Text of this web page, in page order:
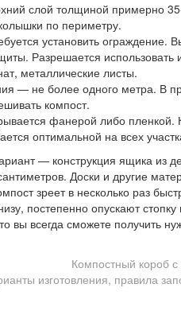
слой толщиной примерно
по периметру.
установить ограждение.
Разрешается
металлические листы.
— не более одного метра. В
компост.
фанерой либо пленкой.
оптимальной на всех
— конструкция ящика из
Доски и другие
зреет в несколько раз
постепенно опускают
вы всегда сможете получить
Компостный короб